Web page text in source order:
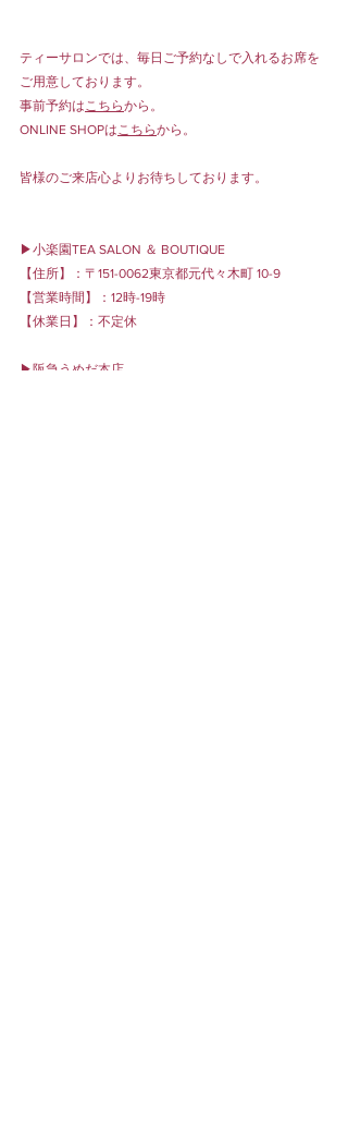
ティーサロンでは、毎日ご予約なしで入れるお席を
ご用意しております。
事前予約はこちらから。
ONLINE SHOPはこちらから。
皆様のご来店心よりお待ちしております。
▶︎小楽園TEA SALON ＆ BOUTIQUE
【住所】：〒151-0062東京都元代々木町 10-9
【営業時間】：12時-19時
【休業日】：不定休
▶︎阪急うめだ本店